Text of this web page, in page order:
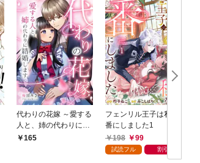
代わりの花嫁 ～愛する
人と、姉の代わりに結
婚します～ 1
165
フェンリル王子は私を
番にしました1
198
99
試読フル 割引